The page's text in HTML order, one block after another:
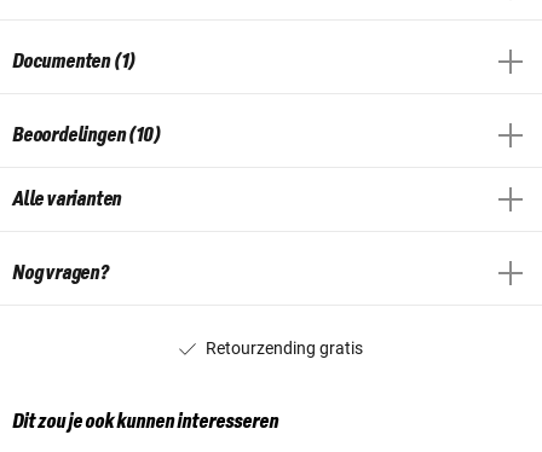
Documenten (1)
Beoordelingen (10)
Alle varianten
Nog vragen?
Retourzending gratis
Dit zou je ook kunnen interesseren